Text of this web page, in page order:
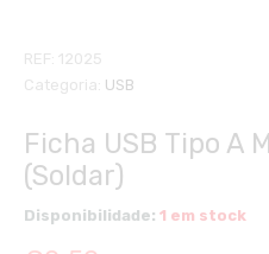
REF: 12025
Categoria: USB
Ficha USB Tipo A
(Soldar)
Disponibilidade: 1 em stock